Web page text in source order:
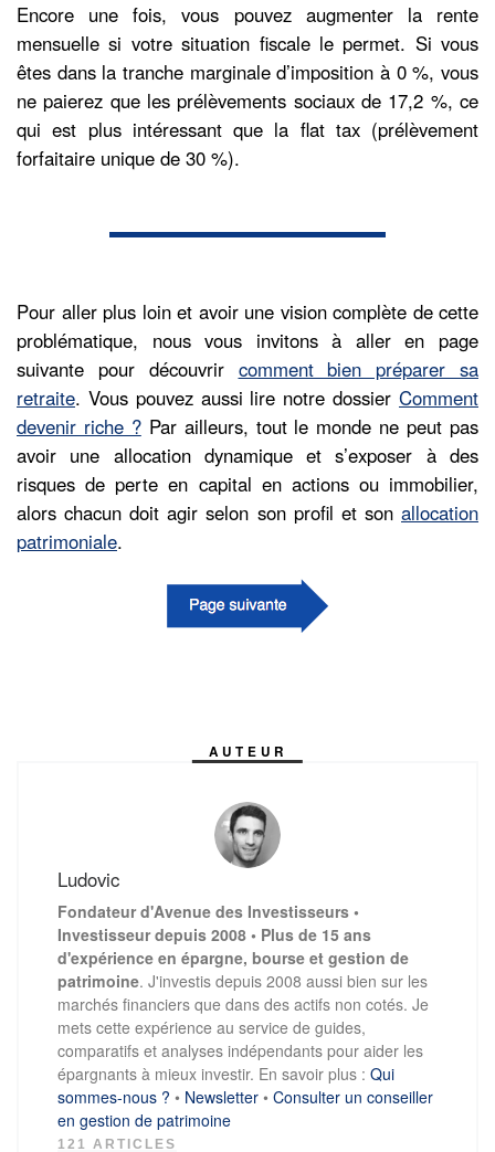
Encore une fois, vous pouvez augmenter la rente
mensuelle si votre situation fiscale le permet. Si vous
êtes dans la tranche marginale d’imposition à 0 %, vous
ne paierez que les prélèvements sociaux de 17,2 %, ce
qui est plus intéressant que la flat tax (prélèvement
forfaitaire unique de 30 %).
Pour aller plus loin et avoir une vision complète de cette
problématique, nous vous invitons à aller en page
suivante pour découvrir comment bien préparer sa
retraite. Vous pouvez aussi lire notre dossier Comment
devenir riche ?Par ailleurs, tout le monde ne peut pas
avoir une allocation dynamique et s’exposer à des
risques de perte en capital en actions ou immobilier,
alors chacun doit agir selon son profil et son allocation
patrimoniale.
AUTEUR
Ludovic
Fondateur d'Avenue des Investisseurs •
Investisseur depuis 2008 • Plus de 15 ans
d'expérience en épargne, bourse et gestion de
patrimoine. J'investis depuis 2008 aussi bien sur les
marchés financiers que dans des actifs non cotés. Je
mets cette expérience au service de guides,
comparatifs et analyses indépendants pour aider les
épargnants à mieux investir. En savoir plus :Qui
sommes-nous ? • Newsletter •Consulter un conseiller
en gestion de patrimoine
121 ARTICLES